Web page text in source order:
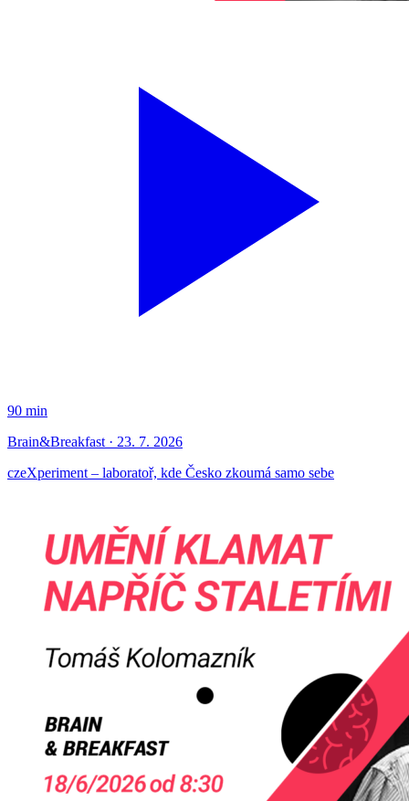
90 min
Brain&Breakfast · 23. 7. 2026
czeXperiment – laboratoř, kde Česko zkoumá samo sebe